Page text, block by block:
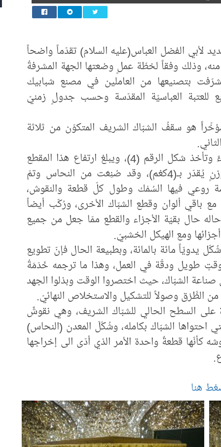
لأبي الفضل العباس(عليه السلام) تقدّماً واضحاً
منه، وذلك وفقاً لخطّة عملٍ وضعتها الجهة المشرفةُ
بتصنيعها من العاملين في مصنع شبابيك
للعتبة العباسيّة المقدّسة وحسب جدولٍ زمنيّ
هو سقفُ الشبّاك الشريف المتكوّن من ثلاثة
يبلغ عددُ الأجزاء في هذا المقطع (16) جزءً وتأخذ شكل الرقم (4)، ويبلغ ارتفاع هذا المقطع
(55سم) وعرض كلّ قطعة (128سم) وبوزنٍ يُقدّر بـ(4كغم)، وقد صُنِعَت من النحاس وتمّ
روعي فيها السُمْك وطول كلّ قطعة والنقوش،
باقي ألوان وقطع الشبّاك الأخرى، ورُكّب أيضاً
حال بقيّة الأجزاء والقطع ممّا جعل من جميع
ومع الهيكل الخشبيّ.
مائة بالمائة، وبطبيعة الحال فإنّ تطويع
وقتٍ طويل ودقّة في العمل، وهذا ما ترجمه خَدَمَةُ
صناعة الشبّاك، حيث اختصروا الوقت وبذلوا الجهد
من الطَّرْق وصولاً للتشكيل والاستخلاص النهائيّ.
على السطح الحالي للشبّاك الشريف، وهي نقوشٌ
احتواها الشبّاك بكامله، وشُكّلَ المعدن (النحاس)
كأنّها قطعةٌ واحدة الأمر الذي أدّى الى إخراجها
هنا